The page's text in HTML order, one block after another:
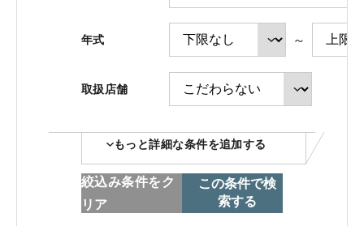
コーポレートサイト
点検・整備のご予約
各店舗へのお問い合わせ
年式 ～
取扱店舗
もっと詳細な条件を追加する
絞込み条件をク
リア
この条件で検
索する